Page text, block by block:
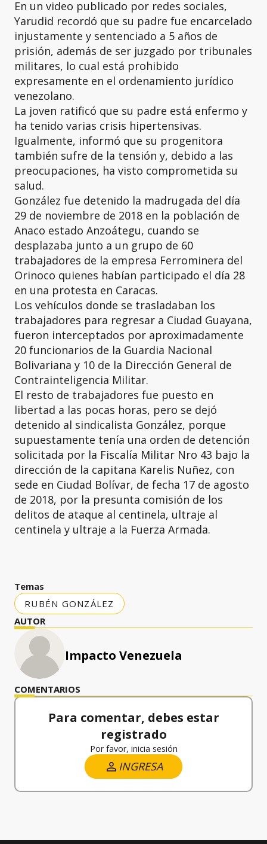
En un video publicado por redes sociales,
Yarudid recordó que su padre fue encarcelado
injustamente y sentenciado a 5 años de
prisión, además de ser juzgado por tribunales
militares, lo cual está prohibido
expresamente en el ordenamiento jurídico
venezolano.
La joven ratificó que su padre está enfermo y
ha tenido varias crisis hipertensivas.
Igualmente, informó que su progenitora
también sufre de la tensión y, debido a las
preocupaciones, ha visto comprometida su
salud.
González fue detenido la madrugada del día
29 de noviembre de 2018 en la población de
Anaco estado Anzoátegu, cuando se
desplazaba junto a un grupo de 60
trabajadores de la empresa Ferrominera del
Orinoco quienes habían participado el día 28
en una protesta en Caracas.
Los vehículos donde se trasladaban los
trabajadores para regresar a Ciudad Guayana,
fueron interceptados por aproximadamente
20 funcionarios de la Guardia Nacional
Bolivariana y 10 de la Dirección General de
Contrainteligencia Militar.
El resto de trabajadores fue puesto en
libertad a las pocas horas, pero se dejó
detenido al sindicalista González, porque
supuestamente tenía una orden de detención
solicitada por la Fiscalía Militar Nro 43 bajo la
dirección de la capitana Karelis Nuñez, con
sede en Ciudad Bolívar, de fecha 17 de agosto
de 2018, por la presunta comisión de los
delitos de ataque al centinela, ultraje al
centinela y ultraje a la Fuerza Armada.
Temas
RUBÉN GONZÁLEZ
AUTOR
Impacto Venezuela
COMENTARIOS
Para comentar, debes estar
registrado
Por favor, inicia sesión
INGRESA